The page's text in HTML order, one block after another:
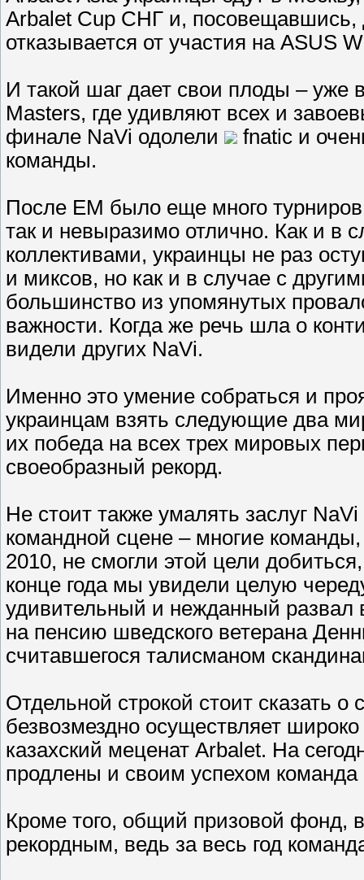
Arbalet Cup СНГ и, посовещавшись,
отказывается от участия на ASUS
И такой шаг дает свои плоды – уже
Masters, где удивляют всех и
финале NaVi одолели
fnatic и
команды.
После EM было еще много
так и невыразимо отлично. Как и в
коллективами, украинцы не раз
и миксов, но как и в случае с
большинство из упомянутых
важности. Когда же речь шла о
видели других NaVi.
Именно это умение собраться и
украинцам взять следующие два
их победа на всех трех мировых
своеобразный рекорд.
Не стоит также умалять заслуг
командной сцене – многие
2010, не смогли этой цели
конце года мы увидели целую
удивительный и нежданный развал
на пенсию шведского ветерана
считавшегося талисманом
Отдельной строкой стоит сказать
безвозмездно осуществляет
казахский меценат Arbalet. На
продлены и своим успехом
Кроме того, общий призовой фонд,
рекордным, ведь за весь год